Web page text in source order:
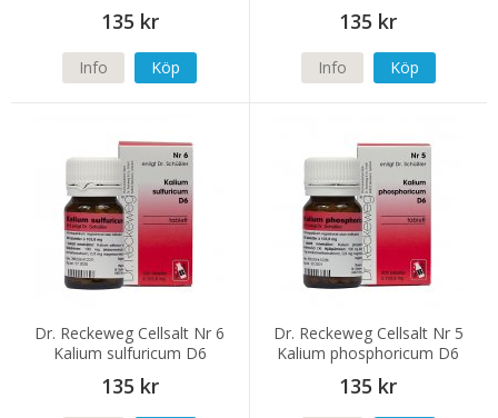
135 kr
Info Köp
135 kr
Info Köp
Dr. Reckeweg Cellsalt Nr 6
Kalium sulfuricum D6
135 kr
Dr. Reckeweg Cellsalt Nr 5
Kalium phosphoricum D6
135 kr